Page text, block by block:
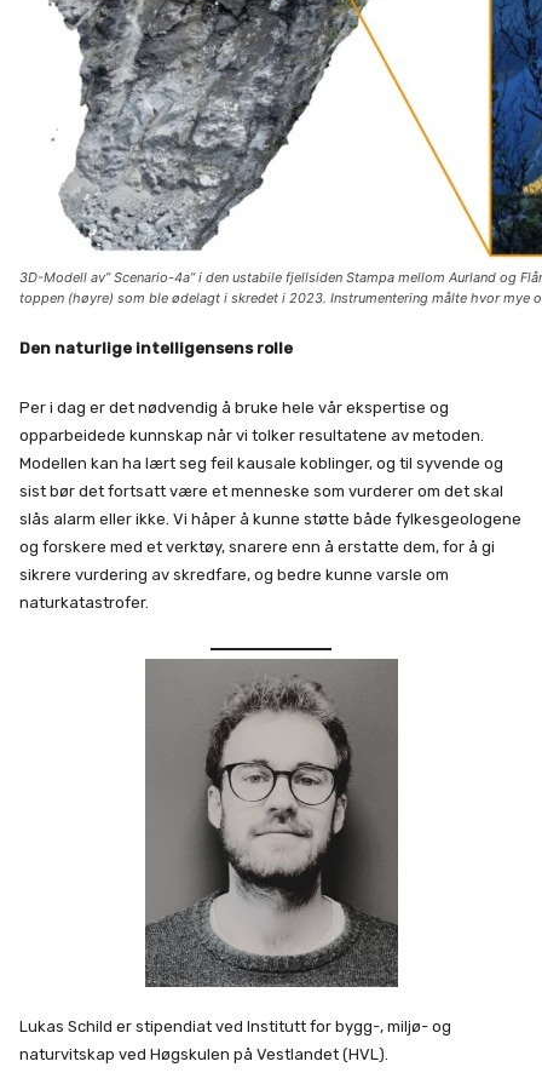
3D-Modell av” Scenario-4a” i den ustabile fjellsiden Stampa mellom Aurland og
toppen (høyre) som ble ødelagt i skredet i 2023. Instrumentering målte hvor mye
Den naturlige intelligensens rolle
Per i dag er det nødvendig å bruke hele vår ekspertise og
opparbeidede kunnskap når vi tolker resultatene av metoden.
Modellen kan ha lært seg feil kausale koblinger, og til syvende og
sist bør det fortsatt være et menneske som vurderer om det skal
slås alarm eller ikke. Vi håper å kunne støtte både fylkesgeologene
og forskere med et verktøy, snarere enn å erstatte dem, for å gi
sikrere vurdering av skredfare, og bedre kunne varsle om
naturkatastrofer.
Lukas Schild er stipendiat ved Institutt for bygg-, miljø- og
naturvitskap ved Høgskulen på Vestlandet (HVL).